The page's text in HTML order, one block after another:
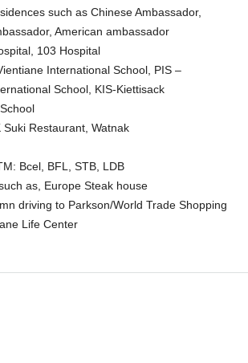
such as Chinese Ambassador,
American ambassador
103 Hospital
International School, PIS –
School, KIS-Kiettisack
Suki Restaurant, Watnak
Bcel, BFL, STB, LDB
as, Europe Steak house
driving to Parkson/World Trade Shopping
Life Center